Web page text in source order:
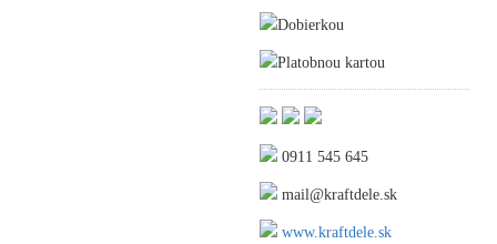
Dobierkou
Platobnou kartou
0911 545 645
mail@kraftdele.sk
www.kraftdele.sk